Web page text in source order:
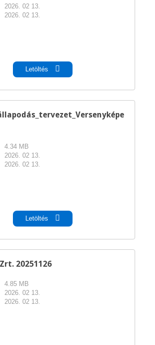
2026. 02 13.
2026. 02 13.
Letöltés
4.34 MB
2026. 02 13.
2026. 02 13.
Letöltés
20251126
4.85 MB
2026. 02 13.
2026. 02 13.